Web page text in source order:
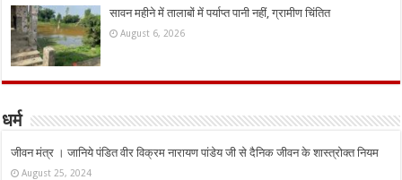
सावन महीने में तालाबों में पर्याप्त पानी नहीं, ग्रामीण चिंतित
August 6, 2026
धर्म
जीवन मंत्र । जानिये पंडित वीर विक्रम नारायण पांडेय जी से दैनिक जीवन के शास्त्रोक्त नियम
August 25, 2024